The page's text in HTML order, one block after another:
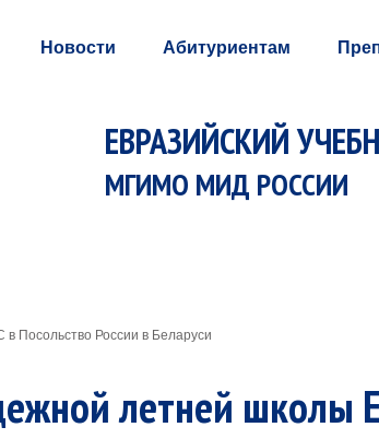
Новости Абитуриентам
ЕВРАЗИЙСКИЙ
МГИМО МИД РОССИИ
Посольство России в Беларуси
летней школы